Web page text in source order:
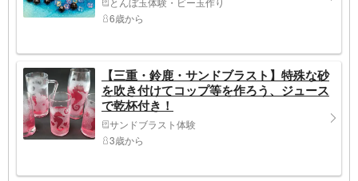
6歳から
【三重・鈴鹿・サンドブラスト】特殊な砂
を吹き付けてコップ等を作ろう、ジュース
で乾杯付き！
サンドブラスト体験
3歳から